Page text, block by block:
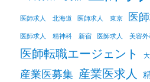
医師求人 北海道 医師求人 東京 医
医師求人 精神科 新宿 医師求人 美容外
医師転職エージェント
産業医募集 産業医求人